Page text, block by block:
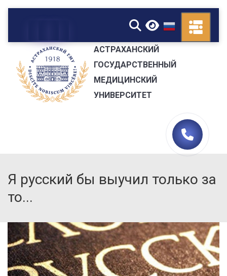
▼
АСТРАХАНСКИЙ
ГОСУДАРСТВЕННЫЙ
МЕДИЦИНСКИЙ
УНИВЕРСИТЕТ
Я русский бы выучил только за
то...